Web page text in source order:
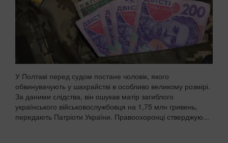
У Полтаві перед судом постане чоловік, якого
обвинувачують у шахрайстві в особливо великому розмірі.
За даними слідства, він ошукав матір загиблого
українського військовослужбовця на 1,75 млн гривень,
передають Патріоти України. Правоохоронці стверджую...